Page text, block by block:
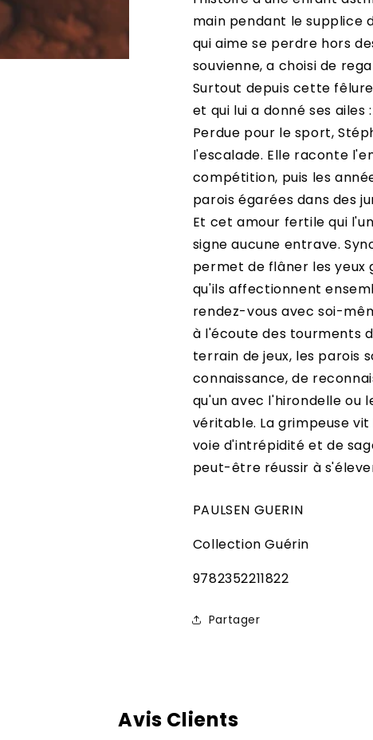
main pendant le supplice
qui aime se perdre hors
souvienne, a choisi de
Surtout depuis cette
et qui lui a donné ses
Perdue pour le sport,
l'escalade. Elle raconte
compétition, puis les
parois égarées dans des
Et cet amour fertile qui
signe aucune entrave.
permet de flâner les yeux
qu'ils affectionnent
rendez-vous avec soi-
à l'écoute des tourments
terrain de jeux, les parois
connaissance, de
qu'un avec l'hirondelle ou
véritable. La grimpeuse
voie d'intrépidité et de
peut-être réussir à
PAULSEN GUERIN
Collection Guérin
SKU:
9782352211822
Partager
Avis Clients